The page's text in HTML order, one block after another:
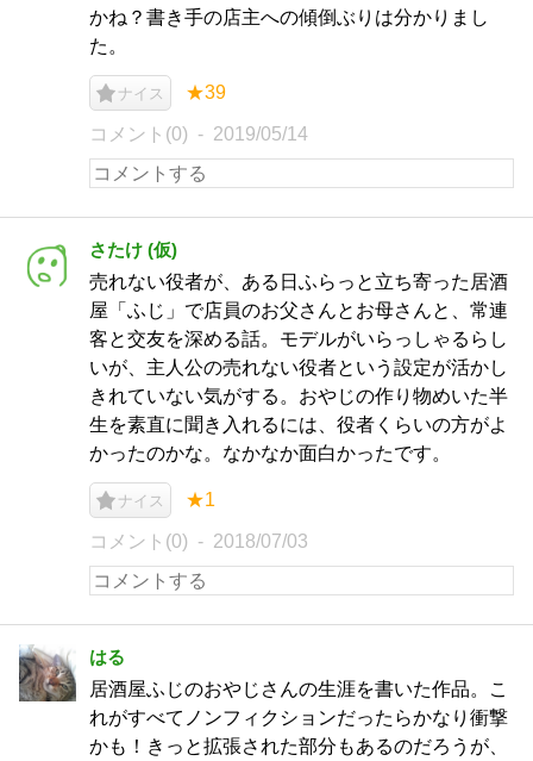
かね？書き手の店主への傾倒ぶりは分かりまし
た。
ナイス ★39
コメント(0) 2019/05/14
さたけ (仮)
売れない役者が、ある日ふらっと立ち寄った居酒
屋「ふじ」で店員のお父さんとお母さんと、常連
客と交友を深める話。モデルがいらっしゃるらし
いが、主人公の売れない役者という設定が活かし
きれていない気がする。おやじの作り物めいた半
生を素直に聞き入れるには、役者くらいの方がよ
かったのかな。なかなか面白かったです。
ナイス ★1
コメント(0) 2018/07/03
はる
居酒屋ふじのおやじさんの生涯を書いた作品。こ
れがすべてノンフィクションだったらかなり衝撃
かも！きっと拡張された部分もあるのだろうが、